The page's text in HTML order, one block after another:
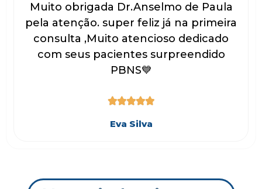
Muito obrigada Dr.Anselmo de Paula
pela atenção. super feliz já na primeira
consulta ,Muito atencioso dedicado
com seus pacientes surpreendido
PBNS💙

Eva Silva